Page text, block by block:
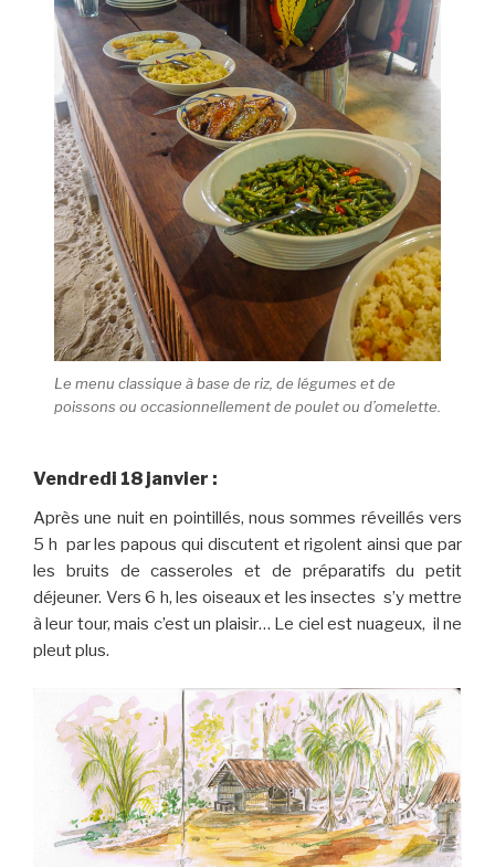
Le menu classique à base de riz, de légumes et de
poissons ou occasionnellement de poulet ou d’omelette.
Vendredi 18 janvier :
Après une nuit en pointillés, nous sommes réveillés vers
5 h par les papous qui discutent et rigolent ainsi que par
les bruits de casseroles et de préparatifs du petit
déjeuner. Vers 6 h, les oiseaux et les insectes s’y mettre
à leur tour, mais c’est un plaisir… Le ciel est nuageux, il ne
pleut plus.